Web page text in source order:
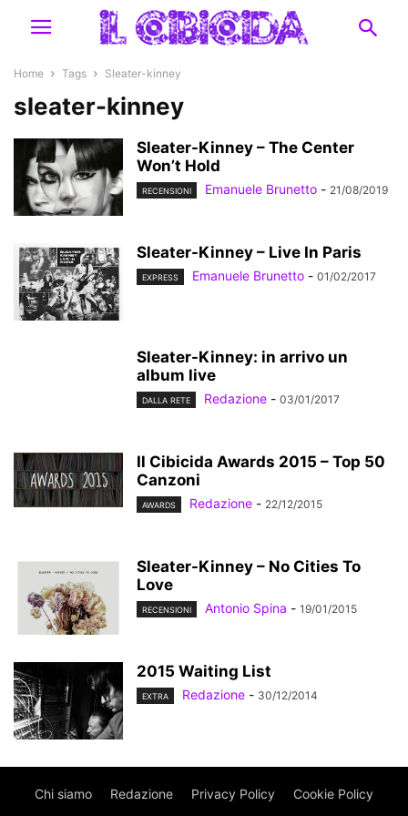
Home Tags Sleater-kinney
sleater-kinney
Sleater-Kinney – The Center
Won’t Hold
RECENSIONI Emanuele Brunetto - 21/08/2019
Sleater-Kinney – Live In Paris
EXPRESS Emanuele Brunetto - 01/02/2017
Sleater-Kinney: in arrivo un
album live
DALLA RETE Redazione - 03/01/2017
Il Cibicida Awards 2015 – Top 50
Canzoni
AWARDS Redazione - 22/12/2015
Sleater-Kinney – No Cities To
Love
RECENSIONI Antonio Spina - 19/01/2015
2015 Waiting List
EXTRA Redazione - 30/12/2014
Chi siamo Redazione Privacy Policy Cookie Policy